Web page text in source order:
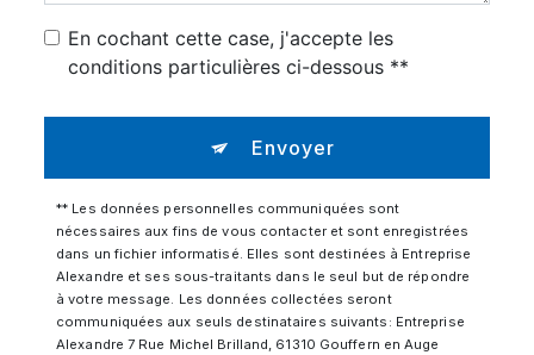
En cochant cette case, j'accepte les
conditions particulières ci-dessous **
Envoyer
** Les données personnelles communiquées sont
nécessaires aux fins de vous contacter et sont enregistrées
dans un fichier informatisé. Elles sont destinées à Entreprise
Alexandre et ses sous-traitants dans le seul but de répondre
à votre message. Les données collectées seront
communiquées aux seuls destinataires suivants: Entreprise
Alexandre 7 Rue Michel Brilland, 61310 Gouffern en Auge